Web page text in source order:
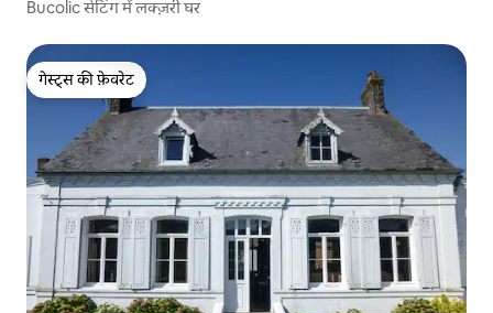
Bucolic सेटिंग में लक्ज़री घर
गेस्ट्स की फ़ेवरेट
गेस्ट्स की फ़ेवरेट